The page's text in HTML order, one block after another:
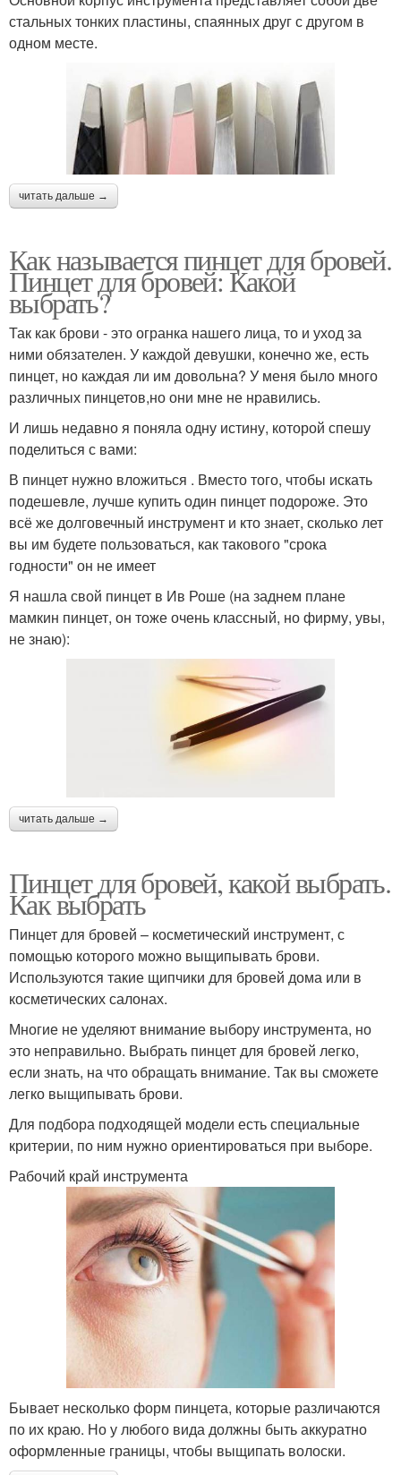
стальных тонких пластины, спаянных друг с другом в
одном месте.
читать дальше →
Как называется пинцет для бровей.
Пинцет для бровей: Какой
выбрать?
Так как брови - это огранка нашего лица, то и уход за
ними обязателен. У каждой девушки, конечно же, есть
пинцет, но каждая ли им довольна? У меня было много
различных пинцетов,но они мне не нравились.
И лишь недавно я поняла одну истину, которой спешу
поделиться с вами:
В пинцет нужно вложиться . Вместо того, чтобы искать
подешевле, лучше купить один пинцет подороже. Это
всё же долговечный инструмент и кто знает, сколько лет
вы им будете пользоваться, как такового "срока
годности" он не имеет
Я нашла свой пинцет в Ив Роше (на заднем плане
мамкин пинцет, он тоже очень классный, но фирму, увы,
не знаю):
читать дальше →
Пинцет для бровей, какой выбрать.
Как выбрать
Пинцет для бровей – косметический инструмент, с
помощью которого можно выщипывать брови.
Используются такие щипчики для бровей дома или в
косметических салонах.
Многие не уделяют внимание выбору инструмента, но
это неправильно. Выбрать пинцет для бровей легко,
если знать, на что обращать внимание. Так вы сможете
легко выщипывать брови.
Для подбора подходящей модели есть специальные
критерии, по ним нужно ориентироваться при выборе.
Рабочий край инструмента
Бывает несколько форм пинцета, которые различаются
по их краю. Но у любого вида должны быть аккуратно
оформленные границы, чтобы выщипать волоски.